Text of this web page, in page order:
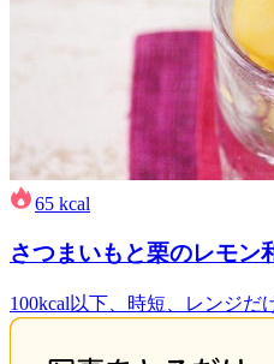
65 kcal
さつまいもと栗のレモン
100kcal以下、時短、レンジだ